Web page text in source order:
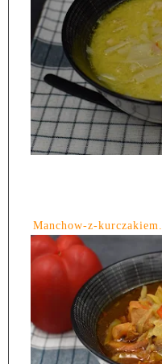
Manchow-z-kurczakiem.